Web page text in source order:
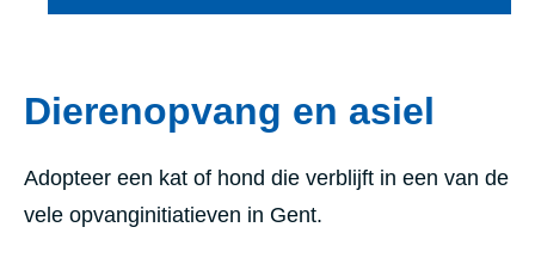
Dierenopvang en asiel
Adopteer een kat of hond die verblijft in een van de
vele opvanginitiatieven in Gent.